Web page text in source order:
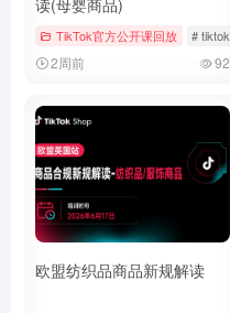
读(母婴商品)
TikTok官方公开课回放 # tiktok
2周前 92
欧盟纺织品商品新规解读